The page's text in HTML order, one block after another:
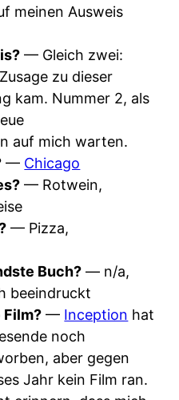
meinen Ausweis
— Gleich zwei:
zu dieser
kam. Nummer 2, als
auf mich warten.
— Chicago
— Rotwein,
— Pizza,
Buch? — n/a,
beeindruckt
— Inception hat
noch
aber gegen
Jahr kein Film ran.